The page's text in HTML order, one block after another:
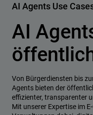
AI Agents Use
AI
Von Bürgerdiensten bis
Agents bieten der
effizienter, transparenter
Mit unserer Expertise im